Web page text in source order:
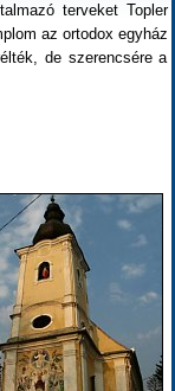
terveket Topler
az ortodox egyház
de szerencsére a